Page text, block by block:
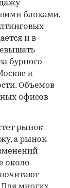
блоками.
и в
бурного
и
Объемов
офисов
рынок
а рынок
около